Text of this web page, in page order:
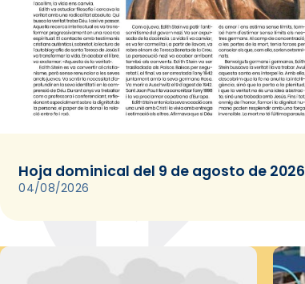
Hoja dominical del 9 de agosto de 2026
04/08/2026